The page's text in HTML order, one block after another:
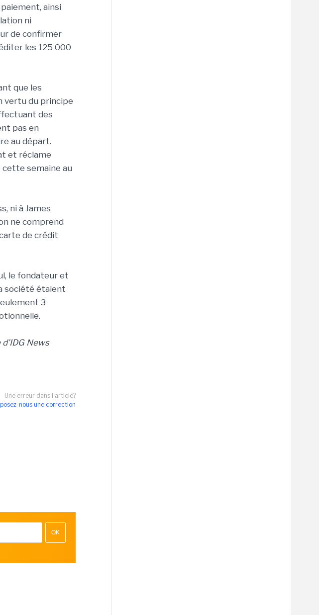
ainsi
ni
de confirmer
les 125 000
que les
vertu du principe
des
pas en
au départ.
et réclame
semaine au
ni à James
ne comprend
de crédit
le fondateur et
société étaient
3
News
Une erreur dans l'article?
nous une correction
OK